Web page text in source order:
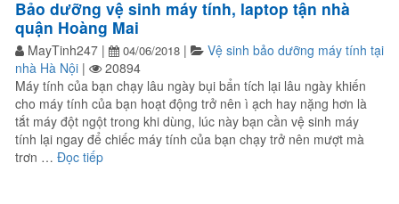
Bảo dưỡng vệ sinh máy tính, laptop tận nhà
quận Hoàng Mai
MayTinh247 | 04/06/2018 |
Vệ sinh bảo dưỡng máy tính tại
nhà Hà Nội |
20894
Máy tính của bạn chạy lâu ngày bụi bẩn tích lại lâu ngày khiến
cho máy tính của bạn hoạt động trở nên ì ạch hay nặng hơn là
tắt máy đột ngột trong khi dùng, lúc này bạn cần vệ sinh máy
tính lại ngay để chiếc máy tính của bạn chạy trở nên mượt mà
trơn … Đọc tiếp“Bảo dưỡng vệ sinh máy tính, laptop tận nhà quận